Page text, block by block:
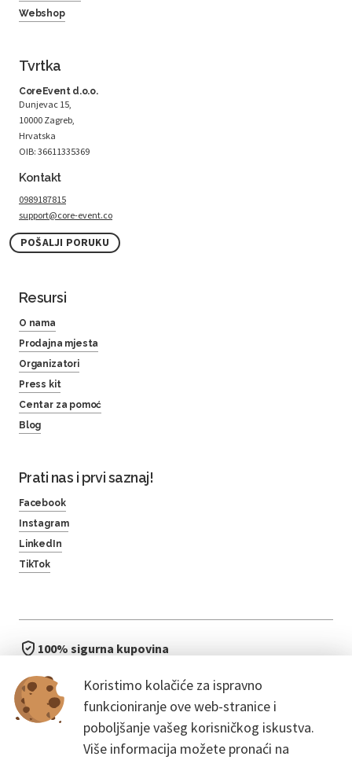
Koristimo kolačiće za ispravno
funkcioniranje ove web-stranice i
poboljšanje vašeg korisničkog iskustva.
Više informacija možete pronaći na
Webshop
Tvrtka
CoreEvent d.o.o.
Dunjevac 15,
10000 Zagreb,
Hrvatska
OIB: 36611335369
Kontakt
0989187815
support@core-event.co
POŠALJI PORUKU
Resursi
O nama
Prodajna mjesta
Organizatori
Press kit
Centar za pomoć
Blog
Prati nas i prvi saznaj!
Facebook
Instagram
LinkedIn
TikTok
100% sigurna kupovina
bez čekanja u redu